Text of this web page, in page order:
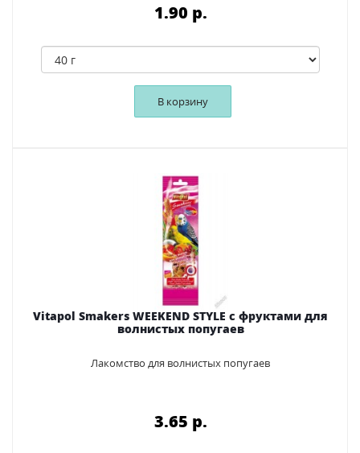
1.90 p.
В корзину
Vitapol Smakers WEEKEND STYLE с фруктами для
волнистых попугаев
Лакомство для волнистых попугаев
3.65 p.